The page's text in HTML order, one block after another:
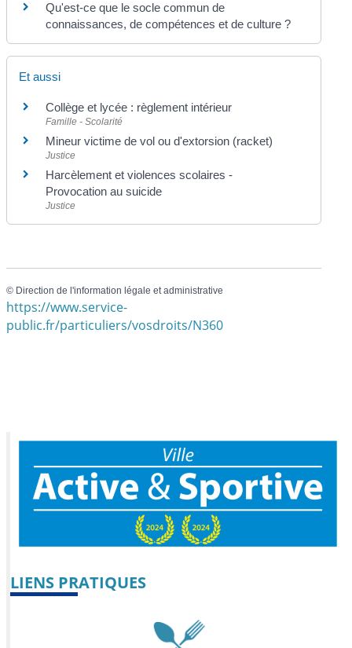
Qu'est-ce que le socle commun de
connaissances, de compétences et de culture ?
Et aussi
Collège et lycée : règlement intérieur
Famille - Scolarité
Mineur victime de vol ou d'extorsion (racket)
Justice
Harcèlement et violences scolaires -
Provocation au suicide
Justice
© Direction de l'information légale et administrative
https://www.service-
public.fr/particuliers/vosdroits/N360
LIENS PRATIQUES